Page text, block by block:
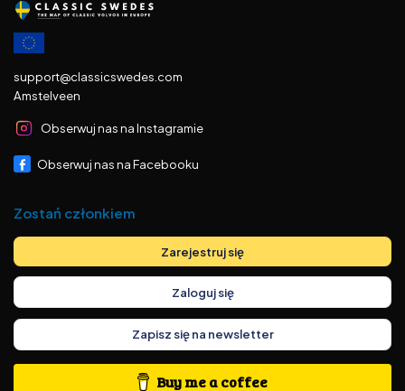
support@classicswedes.com
Amstelveen
Obserwuj nas na Instagramie
Obserwuj nas na Facebooku
Zostań członkiem
Zarejestruj się
Zaloguj się
Zapisz się na newsletter
Buy me a coffee